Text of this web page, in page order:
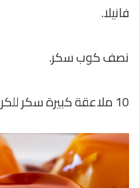
فانيلا.
نصف كوب سكر.
10 ملاعقة كبيرة سكر للكراميل.